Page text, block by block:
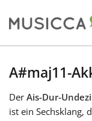
Български
A#maj11-
Der Ais-Dur-
ist ein Sechsklang,